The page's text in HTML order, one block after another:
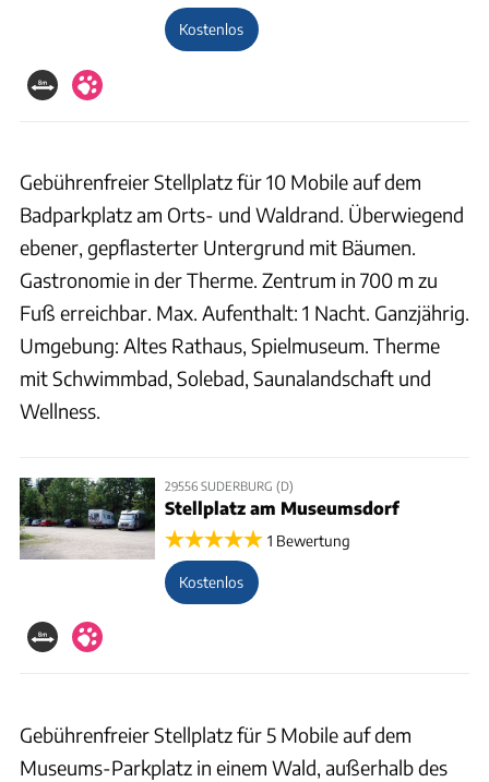
Kostenlos
Gebührenfreier Stellplatz für 10 Mobile auf dem
Badparkplatz am Orts- und Waldrand. Überwiegend
ebener, gepflasterter Untergrund mit Bäumen.
Gastronomie in der Therme. Zentrum in 700 m zu
Fuß erreichbar. Max. Aufenthalt: 1 Nacht. Ganzjährig.
Umgebung: Altes Rathaus, Spielmuseum. Therme
mit Schwimmbad, Solebad, Saunalandschaft und
Wellness.
29556 SUDERBURG (D)
Stellplatz am Museumsdorf
1 Bewertung
Kostenlos
Gebührenfreier Stellplatz für 5 Mobile auf dem
Museums-Parkplatz in einem Wald, außerhalb des